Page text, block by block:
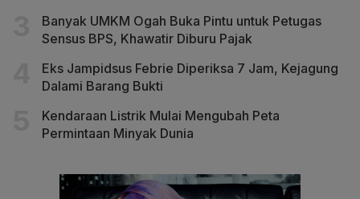
Banyak UMKM Ogah Buka Pintu untuk Petugas
Sensus BPS, Khawatir Diburu Pajak
Eks Jampidsus Febrie Diperiksa 7 Jam, Kejagung
Dalami Barang Bukti
Kendaraan Listrik Mulai Mengubah Peta
Permintaan Minyak Dunia